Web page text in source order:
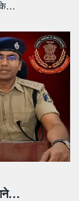
के…